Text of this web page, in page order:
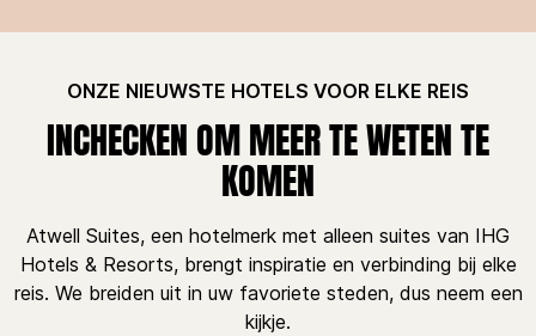
ONZE NIEUWSTE HOTELS VOOR ELKE REIS
INCHECKEN OM MEER TE WETEN TE
KOMEN
Atwell Suites, een hotelmerk met alleen suites van IHG
Hotels & Resorts, brengt inspiratie en verbinding bij elke
reis. We breiden uit in uw favoriete steden, dus neem een
kijkje.